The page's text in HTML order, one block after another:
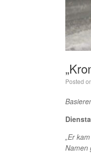
Posted
„Er
Namen